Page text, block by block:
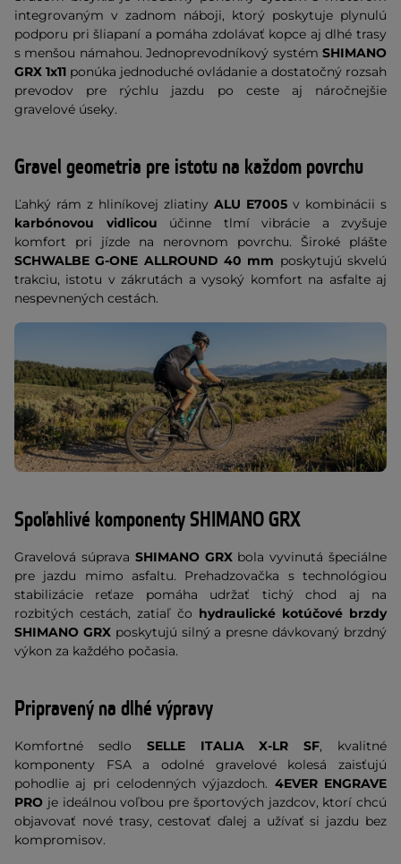
integrovaným v zadnom náboji, ktorý poskytuje plynulú
podporu pri šliapaní a pomáha zdolávať kopce aj dlhé trasy
s menšou námahou. Jednoprevodníkový systém SHIMANO
GRX 1x11 ponúka jednoduché ovládanie a dostatočný rozsah
prevodov pre rýchlu jazdu po ceste aj náročnejšie
gravelové úseky.
Gravel geometria pre istotu na každom povrchu
Ľahký rám z hliníkovej zliatiny ALU E7005 v kombinácii s
karbónovou vidlicou účinne tlmí vibrácie a zvyšuje
komfort pri jízde na nerovnom povrchu. Široké plášte
SCHWALBE G-ONE ALLROUND 40 mm poskytujú skvelú
trakciu, istotu v zákrutách a vysoký komfort na asfalte aj
nespevnených cestách.
Spoľahlivé komponenty SHIMANO GRX
Gravelová súprava SHIMANO GRXbola vyvinutá špeciálne
pre jazdu mimo asfaltu. Prehadzovačka s technológiou
stabilizácie reťaze pomáha udržať tichý chod aj na
rozbitých cestách, zatiaľ čo hydraulické kotúčové brzdy
SHIMANO GRXposkytujú silný a presne dávkovaný brzdný
výkon za každého počasia.
Pripravený na dlhé výpravy
Komfortné sedlo SELLE ITALIA X-LR SF, kvalitné
komponenty FSA a odolné gravelové kolesá zaisťujú
pohodlie aj pri celodenných výjazdoch. 4EVER ENGRAVE
PRO je ideálnou voľbou pre športových jazdcov, ktorí chcú
objavovať nové trasy, cestovať ďalej a užívať si jazdu bez
kompromisov.